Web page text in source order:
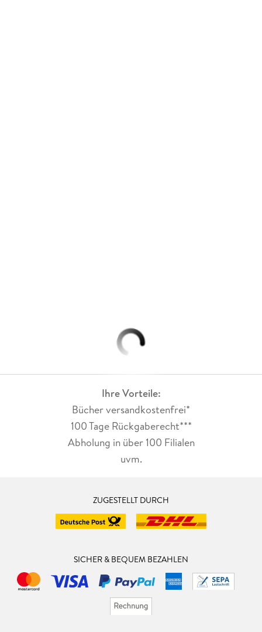
Ihre Vorteile:
Bücher versandkostenfrei*
100 Tage Rückgaberecht***
Abholung in über 100 Filialen
uvm.
ZUGESTELLT DURCH
SICHER & BEQUEM BEZAHLEN